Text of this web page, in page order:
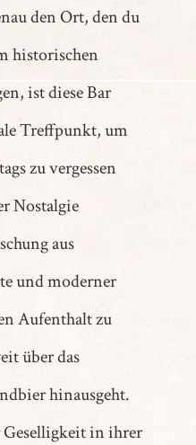
den Ort, den du
historischen
ist diese Bar
Treffpunkt, um
zu vergessen
Nostalgie
aus
und moderner
Aufenthalt zu
über das
hinausgeht.
in ihrer